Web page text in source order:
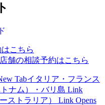
こちら
舗の相談予約はこちら
Tabイタリア・フランス
ナム）・バリ島 Link
ストラリア）
Link Opens